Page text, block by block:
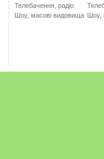
Телебачення, радіо
Шоу, масові видовища Шоу,